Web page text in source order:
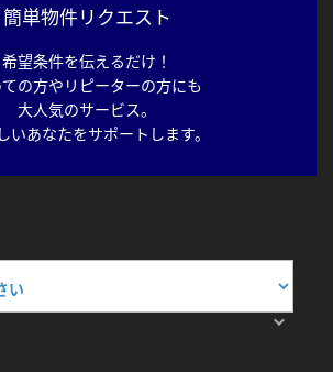
簡単物件リクエスト
希望条件を伝えるだけ！
の方やリピーターの方にも
大人気のサービス。
いあなたをサポートします。